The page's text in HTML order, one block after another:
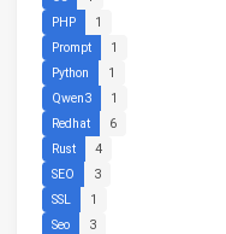
PHP
1
Prompt
1
Python
1
Qwen3
1
Redhat
6
Rust
4
SEO
3
SSL
1
Seo
3